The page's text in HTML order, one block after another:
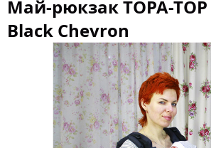
Май-рюкзак TOPA-TOP
Black Chevron